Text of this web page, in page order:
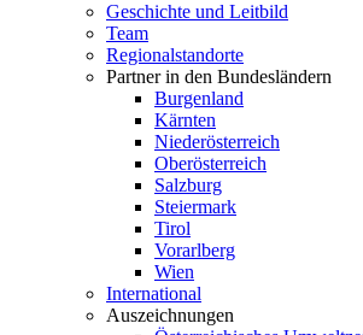
Geschichte und Leitbild
Team
Regionalstandorte
Partner in den Bundesländern
Burgenland
Kärnten
Niederösterreich
Oberösterreich
Salzburg
Steiermark
Tirol
Vorarlberg
Wien
International
Auszeichnungen